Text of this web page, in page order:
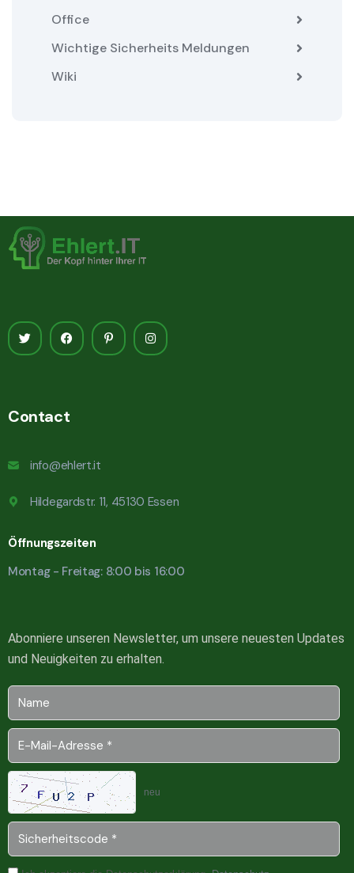
Office
Wichtige Sicherheits Meldungen
Wiki
Contact
info@ehlert.it
Hildegardstr. 11, 45130 Essen
Öffnungszeiten
Montag - Freitag: 8:00 bis 16:00
Abonniere unseren Newsletter, um unsere neuesten Updates
und Neuigkeiten zu erhalten.
neu